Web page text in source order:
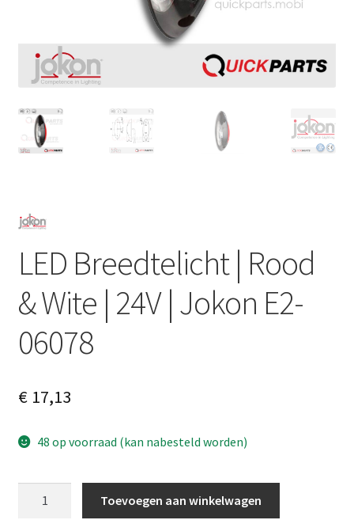
LED Breedtelicht | Rood
& Wite | 24V | Jokon E2-
06078
€17,13
48 op voorraad (kan nabesteld worden)
Toevoegen aan winkelwagen